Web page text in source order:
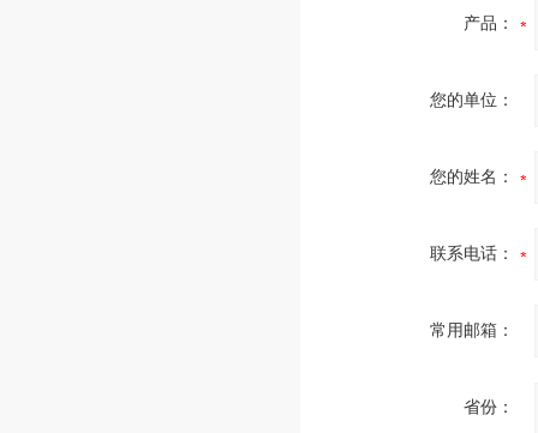
产品：
您的单位：
您的姓名：
联系电话：
常用邮箱：
省份：